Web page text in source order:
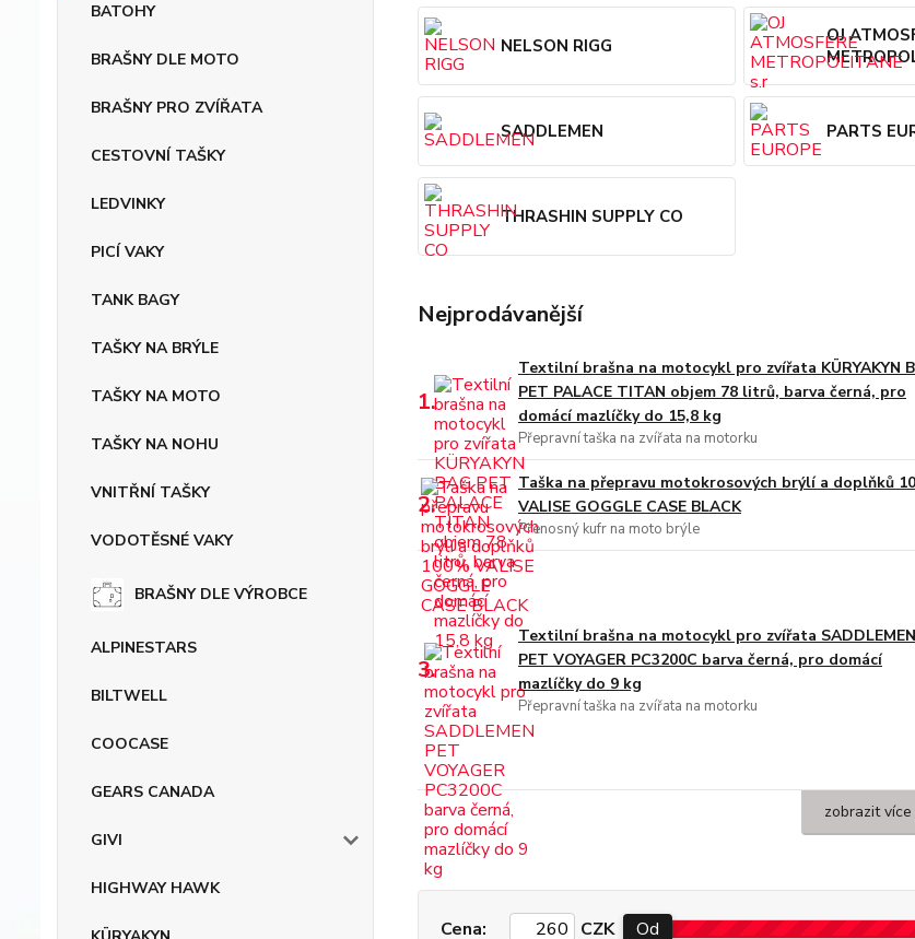
BATOHY
BRAŠNY DLE MOTO
BRAŠNY PRO ZVÍŘATA
CESTOVNÍ TAŠKY
LEDVINKY
PICÍ VAKY
TANK BAGY
TAŠKY NA BRÝLE
TAŠKY NA MOTO
TAŠKY NA NOHU
VNITŘNÍ TAŠKY
VODOTĚSNÉ VAKY
BRAŠNY DLE VÝROBCE
ALPINESTARS
BILTWELL
COOCASE
GEARS CANADA
GIVI
HIGHWAY HAWK
NELSON RIGG
OJ
SADDLEMEN PARTS
THRASHIN SUPPLY CO
Nejprodávanější
1.
Textilní brašna na motocykl pro zvířata KÜRYAKYN
PET PALACE TITAN objem 78 litrů, barva černá, pro
domácí mazlíčky do 15,8 kg
Přepravní taška na zvířata na motorku
2.
Taška na přepravu motokrosových brýlí a doplňků
VALISE GOGGLE CASE BLACK
Přenosný kufr na moto brýle
3.
Textilní brašna na motocykl pro zvířata SADDLEMEN
PET VOYAGER PC3200C barva černá, pro domácí
mazlíčky do 9 kg
Přepravní taška na zvířata na motorku
zobrazit
Cena: CZK Od